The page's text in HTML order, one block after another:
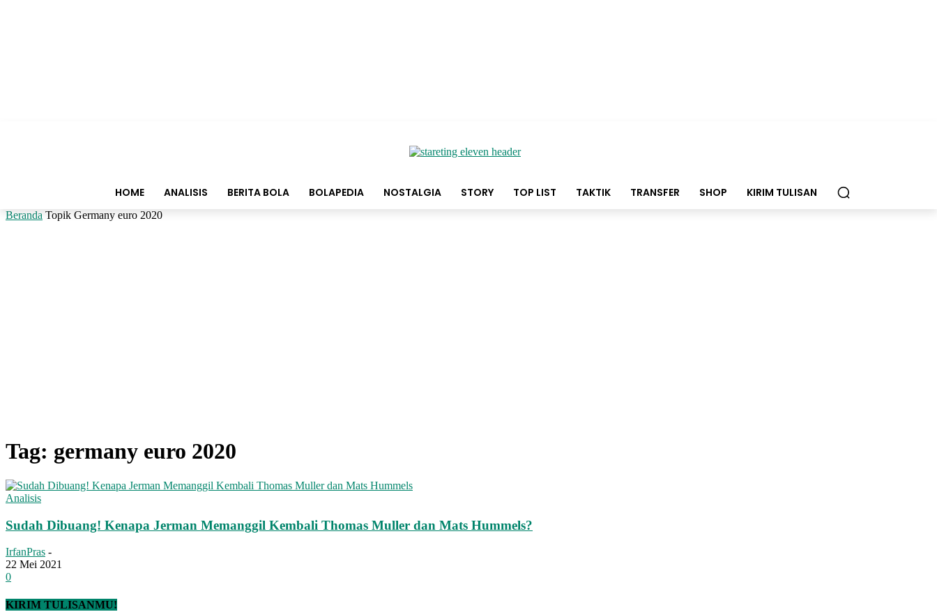
HOME ANALISIS BERITA BOLA BOLAPEDIA NOSTALGIA STORY TOP LIST TAKTIK TRANSFER SHOP KIRIM TULISAN
Beranda Topik Germany euro 2020
Tag: germany euro 2020
Analisis
Sudah Dibuang! Kenapa Jerman Memanggil Kembali Thomas Muller dan Mats Hummels?
IrfanPras -
22 Mei 2021
0
KIRIM TULISANMU!